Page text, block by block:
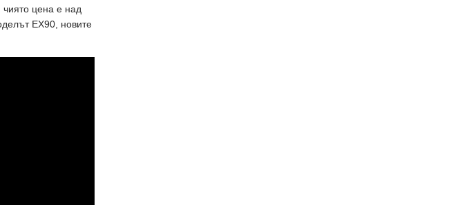
цена е над
EX90, новите